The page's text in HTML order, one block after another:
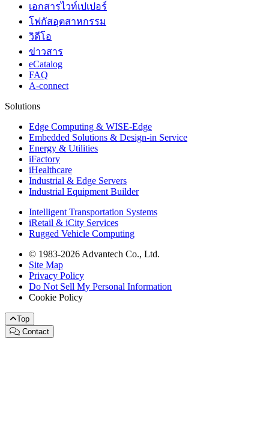
เอกสารไวท์เปเปอร์
โฟกัสอุตสาหกรรม
วิดีโอ
ข่าวสาร
eCatalog
FAQ
A-connect
Solutions
Edge Computing & WISE-Edge
Embedded Solutions & Design-in Service
Energy & Utilities
iFactory
iHealthcare
Industrial & Edge Servers
Industrial Equipment Builder
Intelligent Transportation Systems
iRetail & iCity Services
Rugged Vehicle Computing
© 1983-2026 Advantech Co., Ltd.
Site Map
Privacy Policy
Do Not Sell My Personal Information
Cookie Policy
Top
Contact